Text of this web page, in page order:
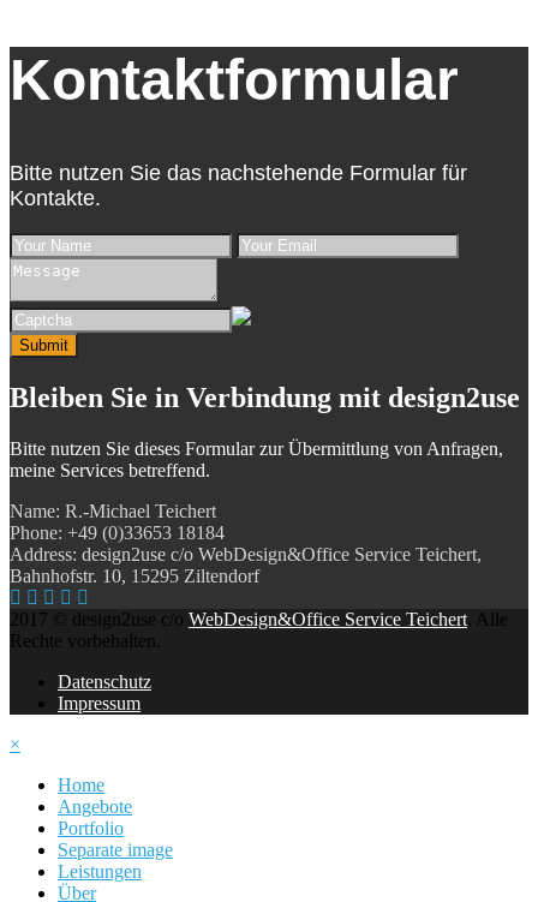
Kontaktformular
Bitte nutzen Sie das nachstehende Formular für
Kontakte.
Submit
Bleiben Sie in Verbindung mit design2use
Bitte nutzen Sie dieses Formular zur Übermittlung von Anfragen,
meine Services betreffend.
Name: R.-Michael Teichert
Phone: +49 (0)33653 18184
Address: design2use c/o WebDesign&Office Service Teichert,
Bahnhofstr. 10, 15295 Ziltendorf
2017 © design2use c/o WebDesign&Office Service Teichert . Alle
Rechte vorbehalten.
Datenschutz
Impressum
×
Home
Angebote
Portfolio
Separate image
Leistungen
Über